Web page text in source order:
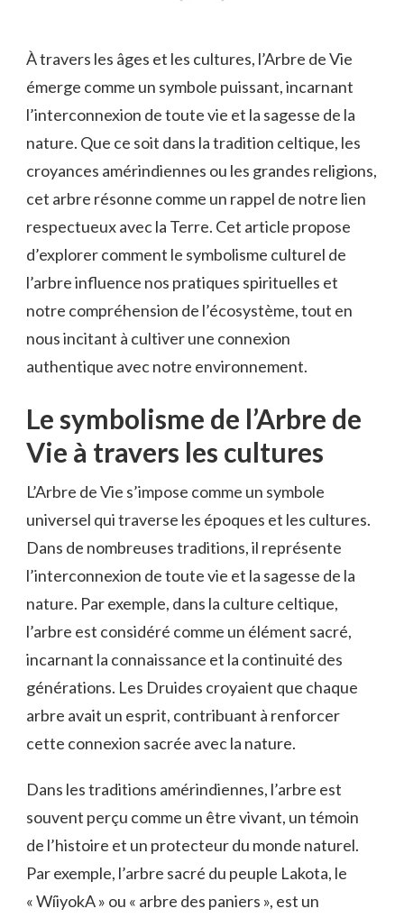
À travers les âges et les cultures, l’Arbre de Vie
émerge comme un symbole puissant, incarnant
l’interconnexion de toute vie et la sagesse de la
nature. Que ce soit dans la tradition celtique, les
croyances amérindiennes ou les grandes religions,
cet arbre résonne comme un rappel de notre lien
respectueux avec la Terre. Cet article propose
d’explorer comment le symbolisme culturel de
l’arbre influence nos pratiques spirituelles et
notre compréhension de l’écosystème, tout en
nous incitant à cultiver une connexion
authentique avec notre environnement.
Le symbolisme de l’Arbre de
Vie à travers les cultures
L’Arbre de Vie s’impose comme un symbole
universel qui traverse les époques et les cultures.
Dans de nombreuses traditions, il représente
l’interconnexion de toute vie et la sagesse de la
nature. Par exemple, dans la culture celtique,
l’arbre est considéré comme un élément sacré,
incarnant la connaissance et la continuité des
générations. Les Druides croyaient que chaque
arbre avait un esprit, contribuant à renforcer
cette connexion sacrée avec la nature.
Dans les traditions amérindiennes, l’arbre est
souvent perçu comme un être vivant, un témoin
de l’histoire et un protecteur du monde naturel.
Par exemple, l’arbre sacré du peuple Lakota, le
« WíiyokA » ou « arbre des paniers », est un